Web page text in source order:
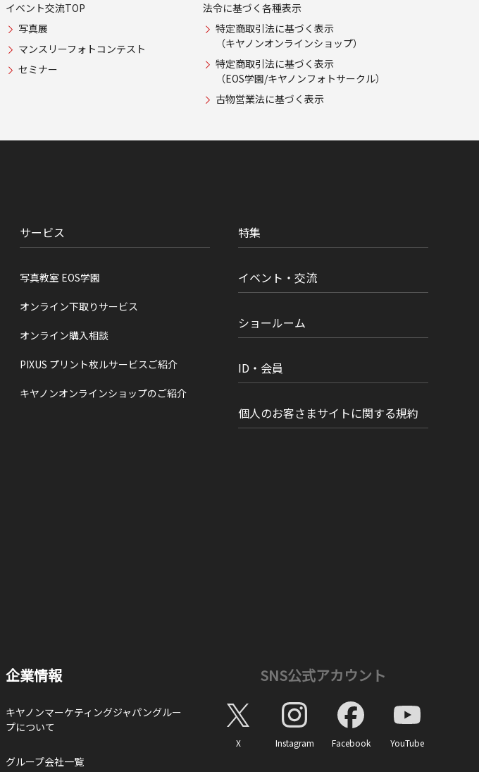
イベント交流TOP
写真展
マンスリーフォトコンテスト
セミナー
法令に基づく各種表示
特定商取引法に基づく表示
（キヤノンオンラインショップ）
特定商取引法に基づく表示
（EOS学園/キヤノンフォトサークル）
古物営業法に基づく表示
サービス
写真教室 EOS学園
オンライン下取りサービス
オンライン購入相談
PIXUS プリント枚ルサービスご紹介
キヤノンオンラインショップのご紹介
特集
イベント・交流
ショールーム
ID・会員
個人のお客さまサイトに関する規約
企業情報
キヤノンマーケティングジャパングルー
プについて
グループ会社一覧
SNS公式アカウント
X Instagram Facebook YouTube